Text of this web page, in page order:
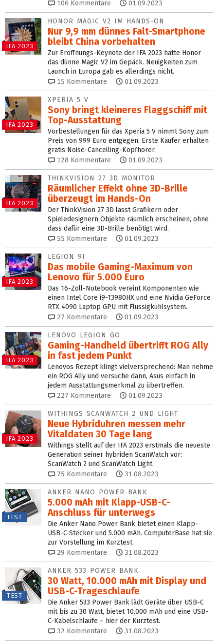
106 Kommentare 01.09.2023
IFA 2023
HONOR MAGIC V2 IM HANDS-ON
Nur 9,9 mm dünnes Falt-Smartphone
bleibt China vorbehalten
Zur Eröffnungs-Keynote der IFA 2023 hatte Honor
das dünne Magic V2 im Gepäck. Neuigkeiten zum
Launch in Europa gab es allerdings nicht.
15 Kommentare 01.09.2023
IFA 2023
XPERIA 5 V
Sony bringt kleineres Flagg­schiff mit
Top-Ausstattung
Vorbestellungen für das Xperia 5 V nimmt Sony zum
Preis von 999 Euro entgegen. Erste Käufer erhalten
gratis Noise-Cancelling-Kopfhörer.
128 Kommentare 01.09.2023
IFA 2023
THINKVISION 27 3D MONITOR
Räumlicher Effekt ohne 3D-Brille
überzeugt im Hands-On
Der ThinkVision 27 3D lässt Grafikern oder
Spieledesignern Objekte räumlich erscheinen, ohne
dass dafür eine 3D-Brille benötigt wird.
55 Kommentare 01.09.2023
IFA 2023
LEGION 9I
Das mobile Gaming-Maximum von
Lenovo für 5.000 Euro
Das 16-Zoll-Notebook vereint Komponenten wie
einen Intel Core i9-13980HX und eine Nvidia GeForce
RTX 4090 Laptop GPU mit Flüssigkühlsystem.
27 Kommentare 01.09.2023
IFA 2023
LENOVO LEGION GO
Gaming-Handheld übertrifft ROG Ally
in fast jedem Punkt
Lenovos Rezept klingt vielversprechend: Man nehme
ein ROG Ally und versuche dann, Asus einfach in
jedem Ausstattungsmerkmal zu übertreffen.
227 Kommentare 01.09.2023
IFA 2023
WITHINGS SCANWATCH 2 UND LIGHT
Neue Hybriduhren messen mehr
Vitaldaten 30 Tage lang
Withings stellt auf der IFA 2023 erstmals die neueste
Generation seiner hybriden ScanWatch vor:
ScanWatch 2 und ScanWatch Light.
75 Kommentare 31.08.2023
TEST
ANKER NANO POWER BANK
5.000 mAh mit Klapp-USB-C-
Anschluss für unterwegs
Die Anker Nano Power Bank bietet einen Klapp-
USB-C-Stecker und 5.000 mAh. ComputerBase hat sie
zur Vorstellung im Kurztest.
29 Kommentare 31.08.2023
TEST
ANKER 533 POWER BANK
30 Watt, 10.000 mAh mit Display und
USB-C-Trage­schlaufe
Die Anker 533 Power Bank lädt Geräte über USB-C
mit bis zu 30 Watt, bietet 10.000 mAh und eine USB-
C-Kabelschlaufe – hier der Kurztest.
32 Kommentare 31.08.2023